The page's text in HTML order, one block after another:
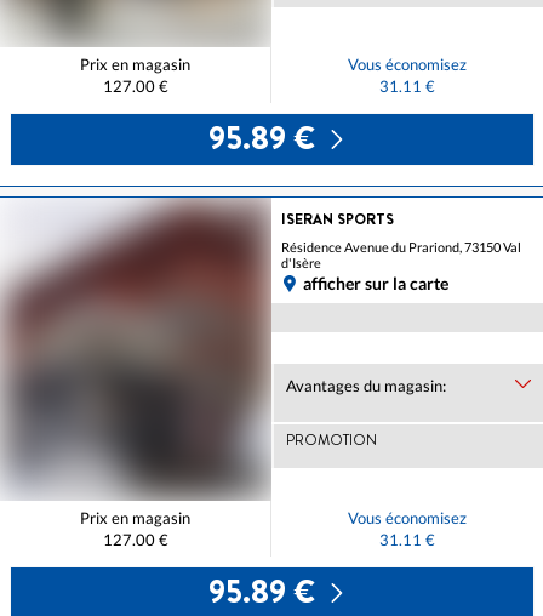
Prix en magasin
127.00 €
Vous économisez
31.11 €
95.89 €
ISERAN SPORTS
Résidence Avenue du Prariond, 73150 Val
d'Isère
afficher sur la carte
Avantages du magasin:
PROMOTION
Prix en magasin
127.00 €
Vous économisez
31.11 €
95.89 €